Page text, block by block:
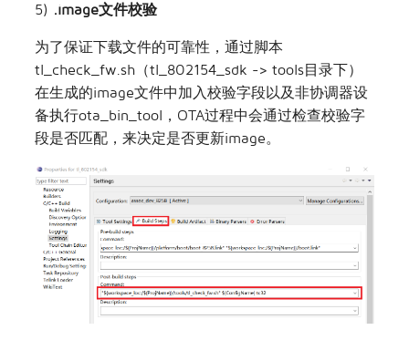
5) .image文件校验
为了保证下载文件的可靠性，通过脚本
tl_check_fw.sh（tl_802154_sdk -> tools目录下）
在生成的image文件中加入校验字段以及非协调器设
备执行ota_bin_tool，OTA过程中会通过检查校验字
段是否匹配，来决定是否更新image。